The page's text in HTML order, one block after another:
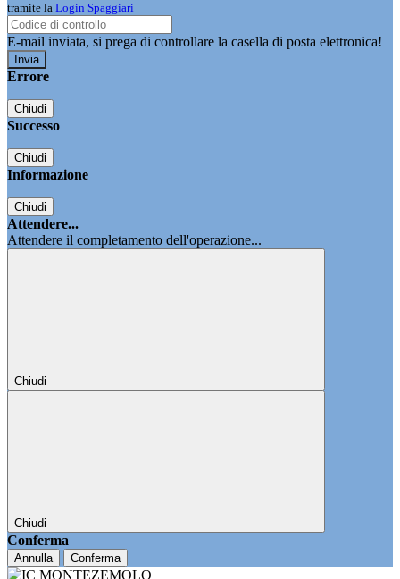
tramite la Login Spaggiari
E-mail inviata, si prega di controllare la casella di posta elettronica!
Errore
Chiudi
Successo
Chiudi
Informazione
Chiudi
Attendere...
Attendere il completamento dell'operazione...
Chiudi
Chiudi
Conferma
Annulla Conferma